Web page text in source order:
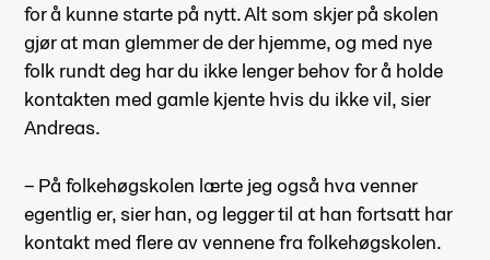
for å kunne starte på nytt. Alt som skjer på skolen
gjør at man glemmer de der hjemme, og med nye
folk rundt deg har du ikke lenger behov for å holde
kontakten med gamle kjente hvis du ikke vil, sier
Andreas.
– På folkehøgskolen lærte jeg også hva venner
egentlig er, sier han, og legger til at han fortsatt har
kontakt med flere av vennene fra folkehøgskolen.